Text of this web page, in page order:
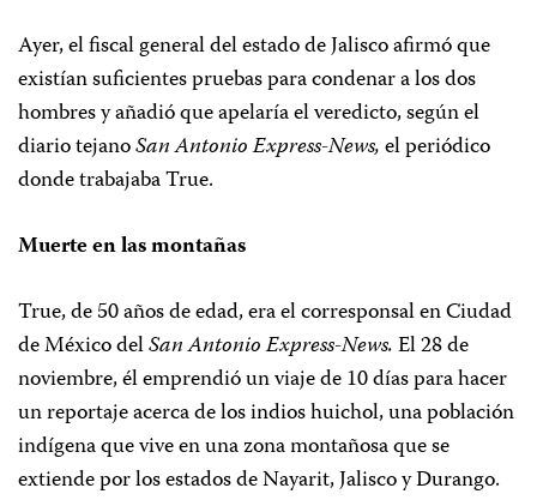
Ayer, el fiscal general del estado de Jalisco afirmó que
existían suficientes pruebas para condenar a los dos
hombres y añadió que apelaría el veredicto, según el
diario tejanoSan Antonio Express-News,el periódico
donde trabajaba True.
Muerte en las montañas
True, de 50 años de edad, era el corresponsal en Ciudad
de México delSan Antonio Express-News.El 28 de
noviembre, él emprendió un viaje de 10 días para hacer
un reportaje acerca de los indios huichol, una población
indígena que vive en una zona montañosa que se
extiende por los estados de Nayarit, Jalisco y Durango.